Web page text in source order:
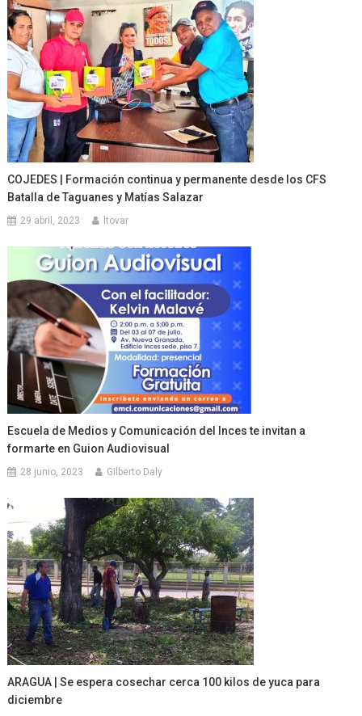
COJEDES | Formación continua y permanente desde los CFS
Batalla de Taguanes y Matías Salazar
29 abril, 2023 ltovar
Escuela de Medios y Comunicación del Inces te invitan a
formarte en Guion Audiovisual
28 junio, 2023 Gilberto Daly
ARAGUA | Se espera cosechar cerca 100 kilos de yuca para
diciembre